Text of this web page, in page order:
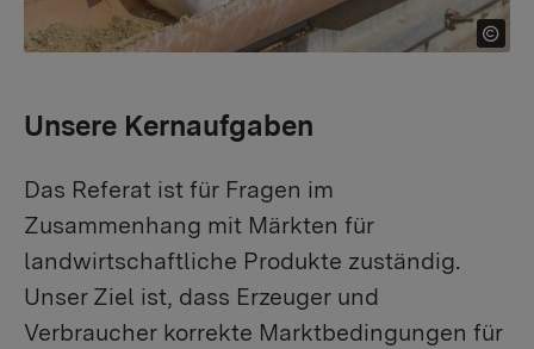
Unsere Kernaufgaben
Das Referat ist für Fragen im
Zusammenhang mit Märkten für
landwirtschaftliche Produkte zuständig.
Unser Ziel ist, dass Erzeuger und
Verbraucher korrekte Marktbedingungen für